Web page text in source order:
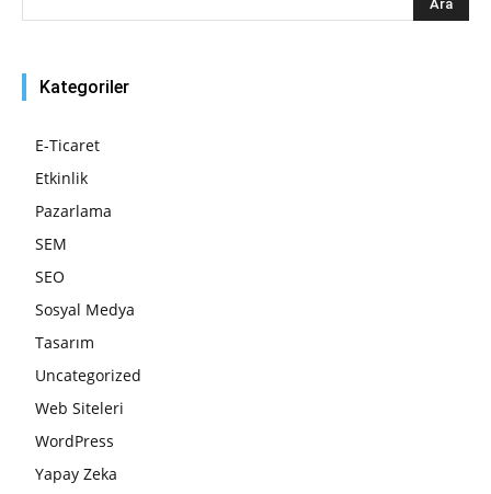
Kategoriler
E-Ticaret
Etkinlik
Pazarlama
SEM
SEO
Sosyal Medya
Tasarım
Uncategorized
Web Siteleri
WordPress
Yapay Zeka